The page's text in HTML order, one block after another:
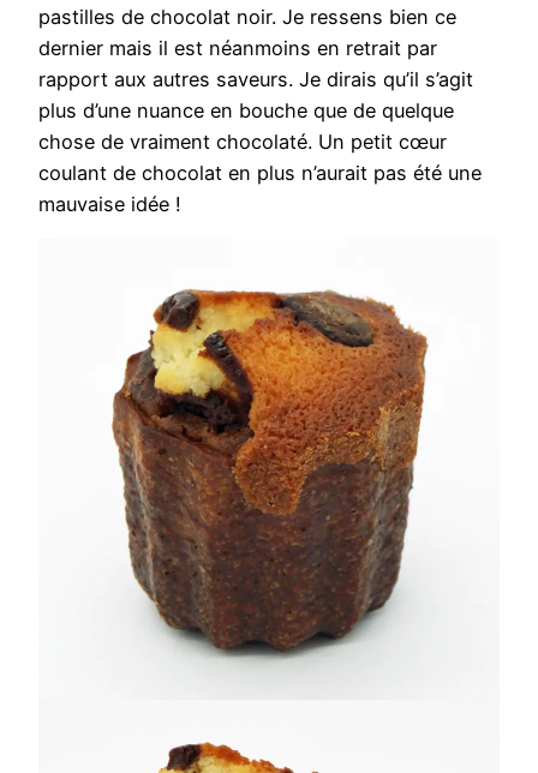
pastilles de chocolat noir. Je ressens bien ce
dernier mais il est néanmoins en retrait par
rapport aux autres saveurs. Je dirais qu’il s’agit
plus d’une nuance en bouche que de quelque
chose de vraiment chocolaté. Un petit cœur
coulant de chocolat en plus n’aurait pas été une
mauvaise idée !